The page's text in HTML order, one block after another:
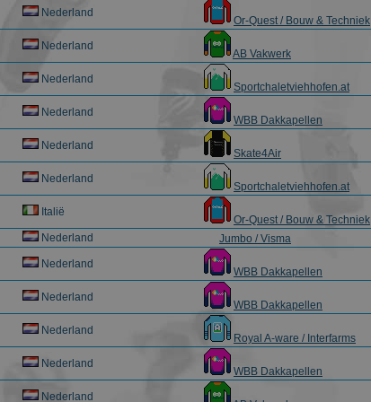
Nederland
Or-Quest / Bouw & Techniek
Nederland
AB Vakwerk
Nederland
Sportchaletviehhofen.at
Nederland
WBB Dakkapellen
Nederland
Skate4Air
Nederland
Sportchaletviehhofen.at
Italië
Or-Quest / Bouw & Techniek
Nederland
Jumbo / Visma
Nederland
WBB Dakkapellen
Nederland
WBB Dakkapellen
Nederland
Royal A-ware / Interfarms
Nederland
WBB Dakkapellen
Nederland
Omschrijving
Google Adsense